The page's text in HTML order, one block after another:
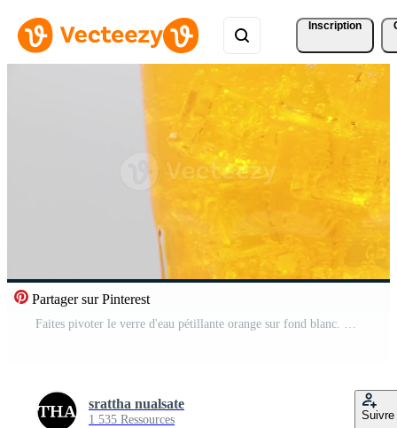
Inscription
Partager sur Pinterest
Faites pivoter le verre d'eau pétillante orange sur fond blanc. Vidéo Pro
srattha nualsate
1 535 Ressources Suivre